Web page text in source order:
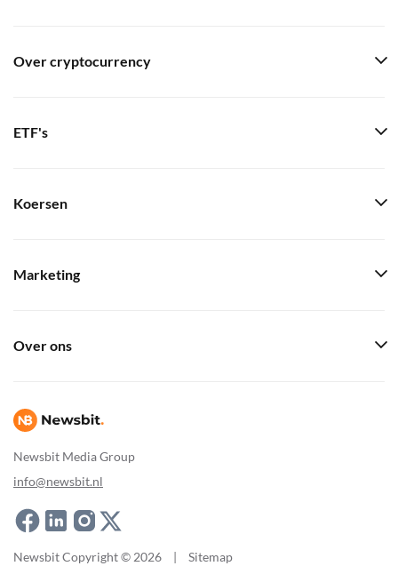
Newsbit Media Group
info@newsbit.nl
Over cryptocurrency
ETF's
Koersen
Marketing
Over ons
Newsbit Copyright © 2026 | Sitemap